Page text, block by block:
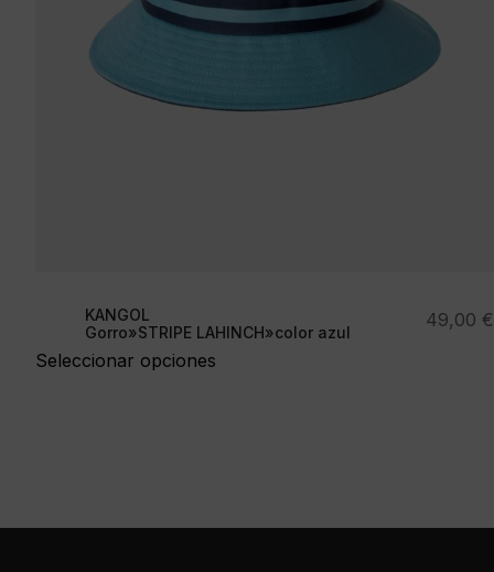
KANGOL
Gorro»STRIPE LAHINCH»color azul
Seleccionar opciones
49,00 €